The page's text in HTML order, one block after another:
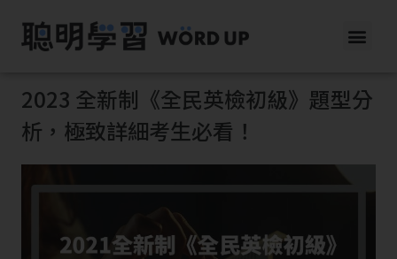
2023 全新制《全民英檢初級》題型分
析，極致詳細考生必看！